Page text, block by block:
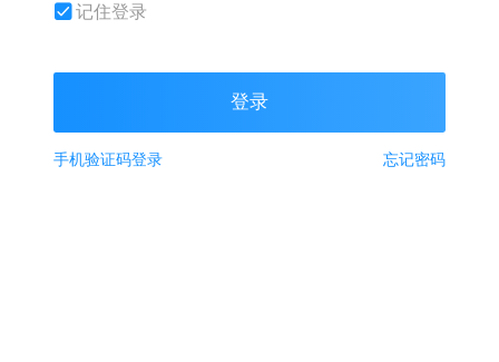
记住登录
手机验证码登录 忘记密码